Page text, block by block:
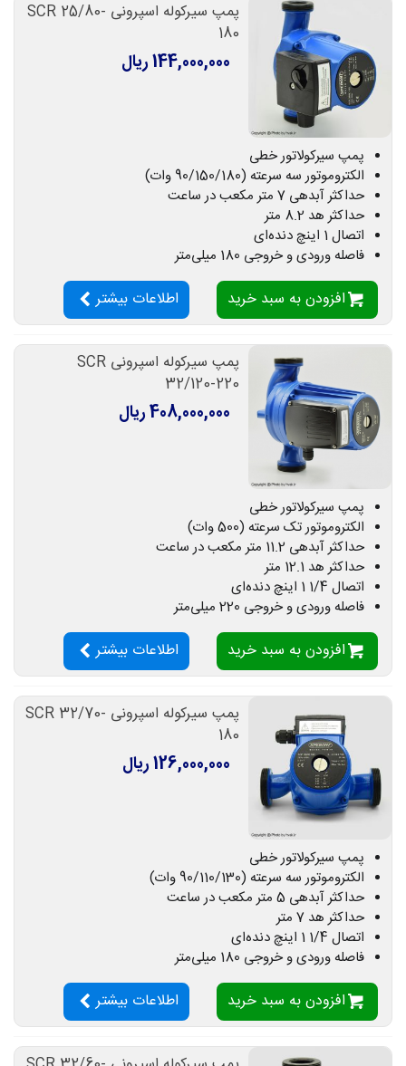
پمپ سیرکوله اسپرونی SCR 25/80-
180
144,000,000 ریال
پمپ سیرکولاتور خطی
الکتروموتور سه سرعته (90/150/180 وات)
حداکثر آبدهی 7 متر مکعب در ساعت
حداکثر هد 8.2 متر
اتصال 1 اینچ دنده‌ای
فاصله ورودی و خروجی 180 میلی‌متر
افزودن به سبد خرید اطلاعات بیشتر
پمپ سیرکوله اسپرونی SCR
32/120-220
408,000,000 ریال
پمپ سیرکولاتور خطی
الکتروموتور تک سرعته (500 وات)
حداکثر آبدهی 11.2 متر مکعب در ساعت
حداکثر هد 12.1 متر
اتصال 1/4 1 اینچ دنده‌ای
فاصله ورودی و خروجی 220 میلی‌متر
افزودن به سبد خرید اطلاعات بیشتر
پمپ سیرکوله اسپرونی SCR 32/70-
180
126,000,000 ریال
پمپ سیرکولاتور خطی
الکتروموتور سه سرعته (90/110/130 وات)
حداکثر آبدهی 5 متر مکعب در ساعت
حداکثر هد 7 متر
اتصال 1/4 1 اینچ دنده‌ای
فاصله ورودی و خروجی 180 میلی‌متر
افزودن به سبد خرید اطلاعات بیشتر